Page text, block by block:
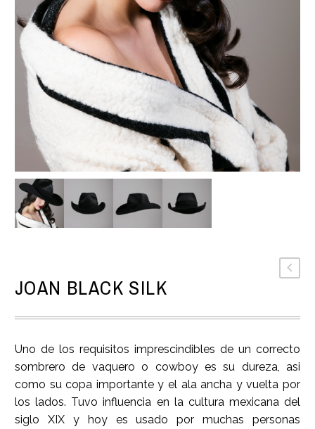
JOAN BLACK SILK
Uno de los requisitos imprescindibles de un correcto
sombrero de vaquero o cowboy es su dureza, asi
como su copa importante y el ala ancha y vuelta por
los lados. Tuvo influencia en la cultura mexicana del
siglo XIX y hoy es usado por muchas personas